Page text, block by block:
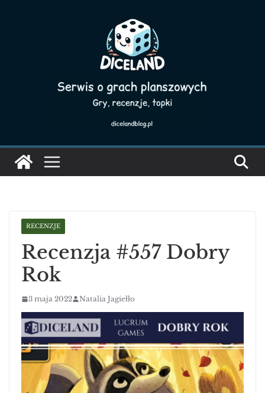
RECENZJE
Recenzja #557 Dobry
Rok
3 maja 2022 Natalia Jagiełło